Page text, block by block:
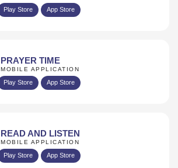
Play Store App Store
PRAYER TIME
MOBILE APPLICATION
Play Store App Store
READ AND LISTEN
MOBILE APPLICATION
Play Store App Store